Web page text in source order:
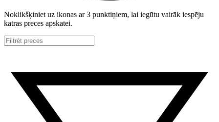
Noklikšķiniet uz ikonas ar 3 punktiņiem, lai iegūtu vairāk iespēju
katras preces apskatei.